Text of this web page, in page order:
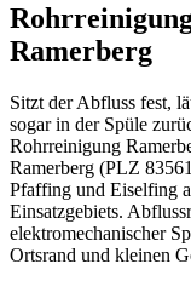
Ramerberg
Sitzt der Abfluss fest,
sogar in der Spüle
Rohrreinigung
Ramerberg (PLZ
Pfaffing und Eiselfing
Einsatzgebiets.
elektromechanischer
Ortsrand und kleinen